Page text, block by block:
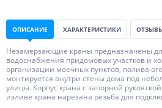
ОПИСАНИЕ ХАРАКТЕРИСТИКИ
Незамерзающие краны предназначены
водоснабжения придомовых участков и
организации моечных пунктов, полива
монтируется внутри стены дома под
улицы. Корпус крана с запорной
изливе крана нарезана резьба для